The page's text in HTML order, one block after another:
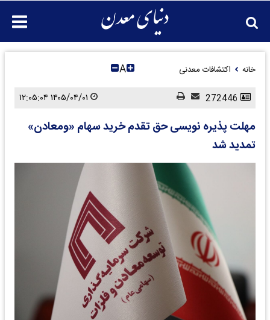
خانه اکتشافات معدنی A
مهلت پذیره نویسی حق تقدم خرید سهام «ومعادن»
تمدید شد